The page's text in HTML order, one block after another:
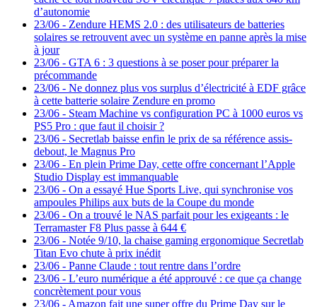
d’autonomie
23/06 - Zendure HEMS 2.0 : des utilisateurs de batteries
solaires se retrouvent avec un système en panne après la mise
à jour
23/06 - GTA 6 : 3 questions à se poser pour préparer la
précommande
23/06 - Ne donnez plus vos surplus d’électricité à EDF grâce
à cette batterie solaire Zendure en promo
23/06 - Steam Machine vs configuration PC à 1000 euros vs
PS5 Pro : que faut il choisir ?
23/06 - Secretlab baisse enfin le prix de sa référence assis-
debout, le Magnus Pro
23/06 - En plein Prime Day, cette offre concernant l’Apple
Studio Display est immanquable
23/06 - On a essayé Hue Sports Live, qui synchronise vos
ampoules Philips aux buts de la Coupe du monde
23/06 - On a trouvé le NAS parfait pour les exigeants : le
Terramaster F8 Plus passe à 644 €
23/06 - Notée 9/10, la chaise gaming ergonomique Secretlab
Titan Evo chute à prix inédit
23/06 - Panne Claude : tout rentre dans l’ordre
23/06 - L’euro numérique a été approuvé : ce que ça change
concrètement pour vous
23/06 - Amazon fait une super offre du Prime Day sur le